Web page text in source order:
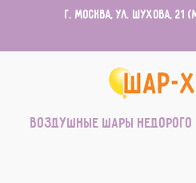
г. Москва, ул. Шухова, 21
Воздушные шары недорого